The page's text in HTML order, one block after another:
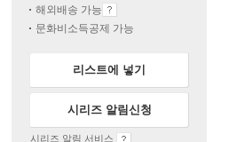
해외배송 가능
문화비소득공제 가능
리스트에 넣기
시리즈 알림신청
시리즈 알림 서비스